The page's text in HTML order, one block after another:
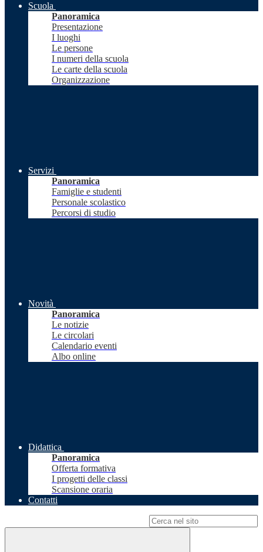
Scuola
Panoramica
Presentazione
I luoghi
Le persone
I numeri della scuola
Le carte della scuola
Organizzazione
Servizi
Panoramica
Famiglie e studenti
Personale scolastico
Percorsi di studio
Novità
Panoramica
Le notizie
Le circolari
Calendario eventi
Albo online
Didattica
Panoramica
Offerta formativa
I progetti delle classi
Scansione oraria
Contatti